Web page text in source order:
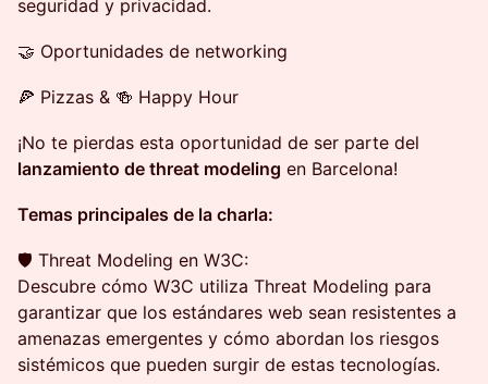
seguridad y privacidad.
🤝 Oportunidades de networking
🍕 Pizzas & 🍻 Happy Hour
¡No te pierdas esta oportunidad de ser parte del
lanzamiento de threat modeling en Barcelona!
Temas principales de la charla:
🛡️ Threat Modeling en W3C:
Descubre cómo W3C utiliza Threat Modeling para
garantizar que los estándares web sean resistentes a
amenazas emergentes y cómo abordan los riesgos
sistémicos que pueden surgir de estas tecnologías.